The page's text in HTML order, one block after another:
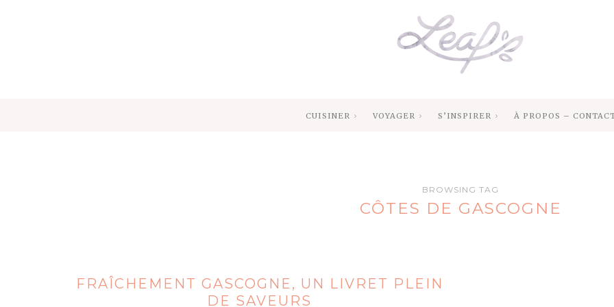
CUISINER VOYAGER S’INSPIRER À PROPOS –
BROWSING TAG
CÔTES DE GASCOGNE
FRAÎCHEMENT GASCOGNE, UN LIVRET PLEIN
DE SAVEURS